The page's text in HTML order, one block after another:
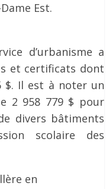
Est.
d’urbanisme a
et certificats dont
$. Il est à noter un
2 958 779 $ pour
divers bâtiments
scolaire des
en